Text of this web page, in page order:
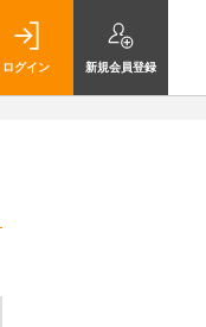
ログイン 新規会員登録